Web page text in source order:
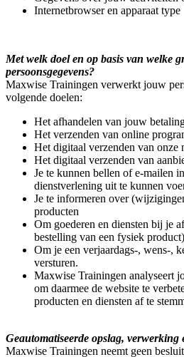
Internetbrowser en apparaat type
Met welk doel en op basis van welke
persoonsgegevens?
Maxwise Trainingen verwerkt jouw
volgende doelen:
Het afhandelen van jouw
Het verzenden van online
Het digitaal verzenden van onze
Het digitaal verzenden van
Je te kunnen bellen of e-mailen
dienstverlening uit te kunnen
Je te informeren over
producten
Om goederen en diensten bij je
bestelling van een fysiek product)
Om je een verjaardags-, wens-,
versturen.
Maxwise Trainingen analyseert
om daarmee de website te
producten en diensten af te
Geautomatiseerde opslag,
Maxwise Trainingen neemt geen